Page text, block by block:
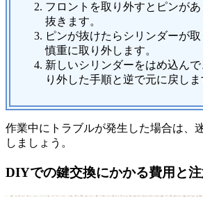
フロントを取り外すとピンが
抜きます。
ピンが抜けたらシリンダーが取
慎重に取り外します。
新しいシリンダーをはめ込ん
り外した手順と逆で元に戻しま
作業中にトラブルが発生した場合は、
しましょう。
DIYでの鍵交換にかかる費用と